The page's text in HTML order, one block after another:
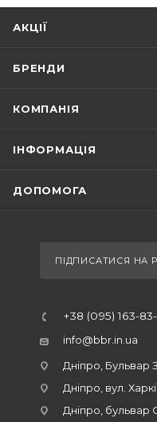
АКЦІЇ
БРЕНДИ
КОМПАНІЯ
ІНФОРМАЦІЯ
ДОПОМОГА
ПІДПИСАТИСЯ НА
+38 (095) 163-
info@bbr.in.ua
Дніпро, Бульвар
Дніпро, вул.
Дніпро, бульвар